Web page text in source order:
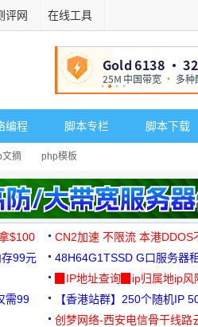
评网 在线工具
编程 脚本专栏 脚本下载
摘 php模板
$100 CN2加速 不限流 本港DDOS
99元
48H64G1TSSD G口服务器
3000+可免费测试
▉IP地址查询▉ip归属地ip
需99
【香港站群】250个随机IP
创梦网络-西安电信骨干线路